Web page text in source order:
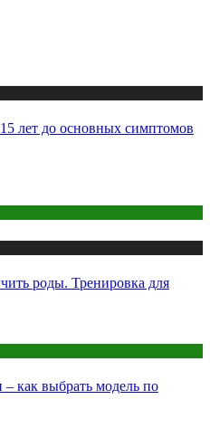
лет до основных симптомов
роды. Тренировка для
как выбрать модель по